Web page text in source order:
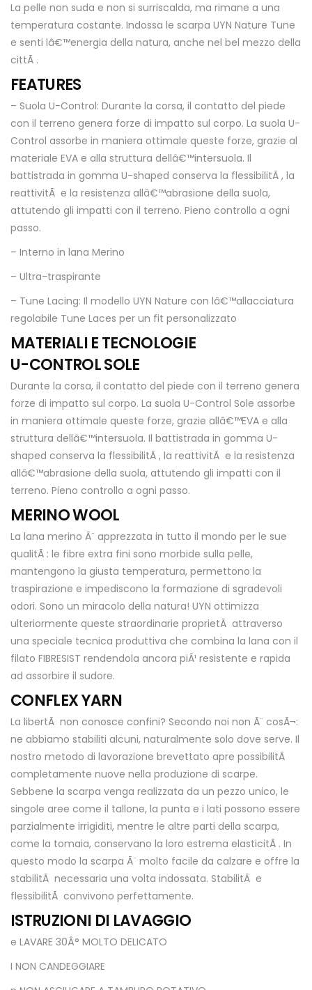
La pelle non suda e non si surriscalda, ma rimane a una
temperatura costante. Indossa le scarpa UYN Nature Tune
e senti lâ€™energia della natura, anche nel bel mezzo della
cittÃ .
FEATURES
– Suola U-Control: Durante la corsa, il contatto del piede
con il terreno genera forze di impatto sul corpo. La suola U-
Control assorbe in maniera ottimale queste forze, grazie al
materiale EVA e alla struttura dellâ€™intersuola. Il
battistrada in gomma U-shaped conserva la flessibilitÃ , la
reattivitÃ e la resistenza allâ€™abrasione della suola,
attutendo gli impatti con il terreno. Pieno controllo a ogni
passo.
– Interno in lana Merino
– Ultra-traspirante
– Tune Lacing: Il modello UYN Nature con lâ€™allacciatura
regolabile Tune Laces per un fit personalizzato
MATERIALI E TECNOLOGIE
U-CONTROL SOLE
Durante la corsa, il contatto del piede con il terreno genera
forze di impatto sul corpo. La suola U-Control Sole assorbe
in maniera ottimale queste forze, grazie allâ€™EVA e alla
struttura dellâ€™intersuola. Il battistrada in gomma U-
shaped conserva la flessibilitÃ , la reattivitÃ e la resistenza
allâ€™abrasione della suola, attutendo gli impatti con il
terreno. Pieno controllo a ogni passo.
MERINO WOOL
La lana merino Ã¨ apprezzata in tutto il mondo per le sue
qualitÃ : le fibre extra fini sono morbide sulla pelle,
mantengono la giusta temperatura, permettono la
traspirazione e impediscono la formazione di sgradevoli
odori. Sono un miracolo della natura! UYN ottimizza
ulteriormente queste straordinarie proprietÃ attraverso
una speciale tecnica produttiva che combina la lana con il
filato FIBRESIST rendendola ancora piÃ¹ resistente e rapida
ad assorbire il sudore.
CONFLEX YARN
La libertÃ non conosce confini? Secondo noi non Ã¨ cosÃ¬:
ne abbiamo stabiliti alcuni, naturalmente solo dove serve. Il
nostro metodo di lavorazione brevettato apre possibilitÃ
completamente nuove nella produzione di scarpe.
Sebbene la scarpa venga realizzata da un pezzo unico, le
singole aree come il tallone, la punta e i lati possono essere
parzialmente irrigiditi, mentre le altre parti della scarpa,
come la tomaia, conservano la loro estrema elasticitÃ . In
questo modo la scarpa Ã¨ molto facile da calzare e offre la
stabilitÃ necessaria una volta indossata. StabilitÃ e
flessibilitÃ convivono perfettamente.
ISTRUZIONI DI LAVAGGIO
e LAVARE 30Â° MOLTO DELICATO
I NON CANDEGGIARE